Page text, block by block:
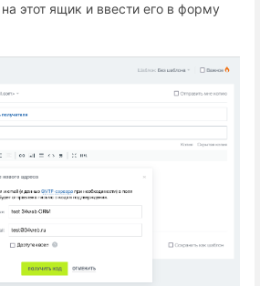
этот ящик и ввести его в форму